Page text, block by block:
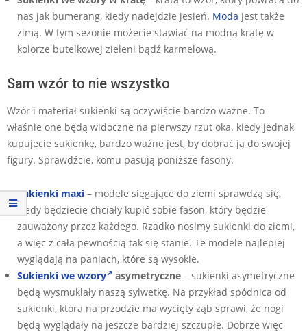
nas jak bumerang, kiedy nadejdzie jesień. Moda jest także
zimą. W tym sezonie możecie stawiać na modną kratę w
kolorze butelkowej zieleni bądź karmelową.
Sam wzór to nie wszystko
Wzór i materiał sukienki są oczywiście bardzo ważne. To
właśnie one będą widoczne na pierwszy rzut oka. kiedy jednak
kupujecie sukienkę, bardzo ważne jest, by dobrać ją do swojej
figury. Sprawdźcie, komu pasują poniższe fasony.
Sukienki maxi – modele sięgające do ziemi sprawdzą się,
kiedy będziecie chciały kupić sobie fason, który będzie
zauważony przez każdego. Rzadko nosimy sukienki do ziemi,
a więc z całą pewnością tak się stanie. Te modele najlepiej
wyglądają na paniach, które są wysokie.
Sukienki we wzory
asymetryczne – sukienki asymetryczne
będą wysmuklały naszą sylwetkę. Na przykład spódnica od
sukienki, która na przodzie ma wycięty ząb sprawi, że nogi
będą wyglądały na jeszcze bardziej szczupłe. Dobrze więc